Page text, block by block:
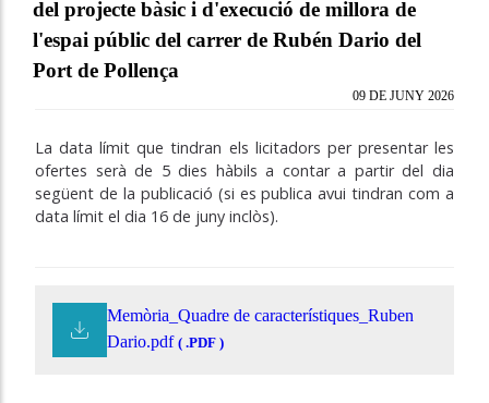
del projecte bàsic i d'execució de millora de
l'espai públic del carrer de Rubén Dario del
Port de Pollença
09 DE JUNY 2026
La data límit que tindran els licitadors per presentar les
ofertes serà de 5 dies hàbils a contar a partir del dia
següent de la publicació (si es publica avui tindran com a
data límit el dia 16 de juny inclòs).
Memòria_Quadre de característiques_Ruben
Dario.pdf ( .PDF )